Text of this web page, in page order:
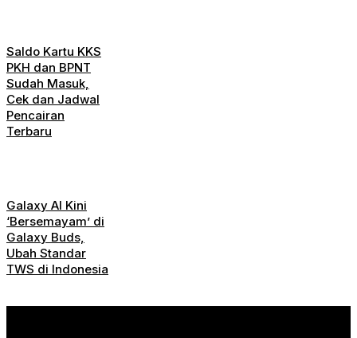
Saldo Kartu KKS
PKH dan BPNT
Sudah Masuk,
Cek dan Jadwal
Pencairan
Terbaru
Galaxy AI Kini
‘Bersemayam’ di
Galaxy Buds,
Ubah Standar
TWS di Indonesia